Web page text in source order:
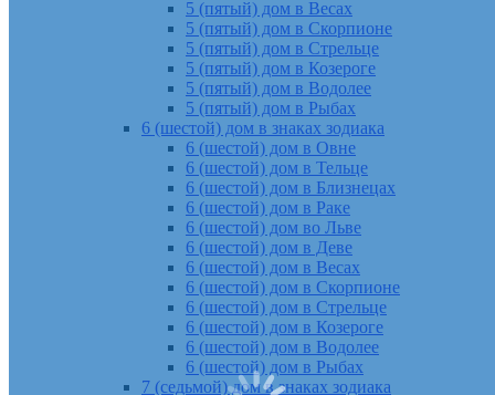
5 (пятый) дом в Весах
5 (пятый) дом в Скорпионе
5 (пятый) дом в Стрельце
5 (пятый) дом в Козероге
5 (пятый) дом в Водолее
5 (пятый) дом в Рыбах
6 (шестой) дом в знаках зодиака
6 (шестой) дом в Овне
6 (шестой) дом в Тельце
6 (шестой) дом в Близнецах
6 (шестой) дом в Раке
6 (шестой) дом во Льве
6 (шестой) дом в Деве
6 (шестой) дом в Весах
6 (шестой) дом в Скорпионе
6 (шестой) дом в Стрельце
6 (шестой) дом в Козероге
6 (шестой) дом в Водолее
6 (шестой) дом в Рыбах
7 (седьмой) дом в знаках зодиака